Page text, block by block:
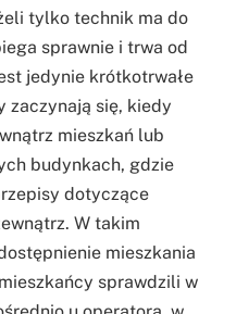
tylko technik ma do
sprawnie i trwa od
jedynie krótkotrwałe
zaczynają się, kiedy
mieszkań lub
budynkach, gdzie
dotyczące
W takim
mieszkania
sprawdzili w